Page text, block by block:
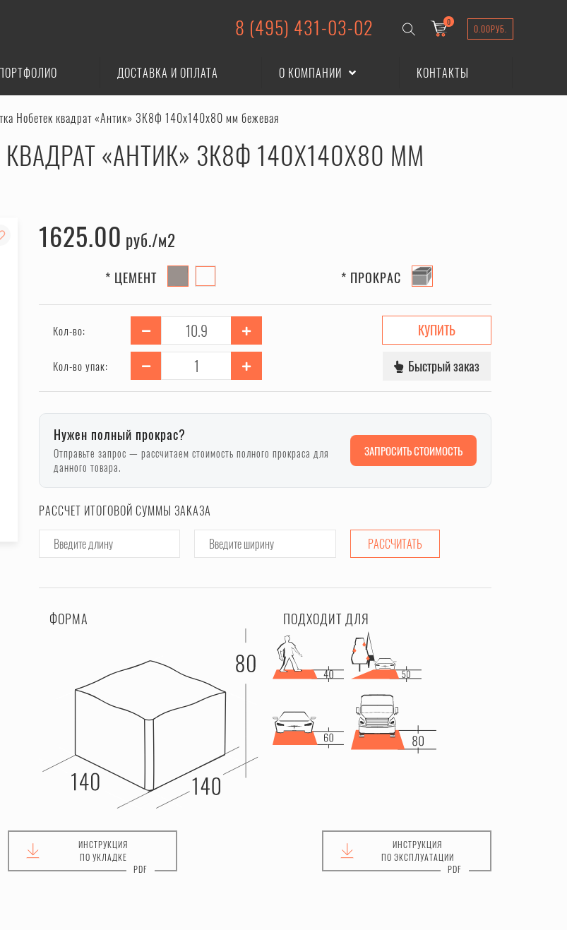
8 (495) 431-03-02 0
0.00РУБ.
ДОСТАВКА И ОПЛАТА О КОМПАНИИ КОНТАКТЫ
Нобетек квадрат «Антик» 3К8Ф 140x140x80 мм бежевая
«АНТИК» 3К8Ф 140X140X80 ММ
1625.00 руб.
* ЦЕМЕНТ * ПРОКРАС
Кол-во:
Кол-во упак:
КУПИТЬ
Быстрый заказ
Нужен полный прокрас?
Отправьте запрос — рассчитаем стоимость полного прокраса для
данного товара.
ЗАПРОСИТЬ СТОИМОСТЬ
РАССЧЕТ ИТОГОВОЙ СУММЫ ЗАКАЗА
РАССЧИТАТЬ
ФОРМА ПОДХОДИТ ДЛЯ
ИНСТРУКЦИЯ
ПО УКЛАДКЕ
ИНСТРУКЦИЯ
ПО ЭКСПЛУАТАЦИИ